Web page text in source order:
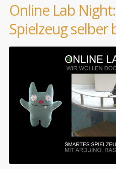
Online Lab
Spielzeug selber